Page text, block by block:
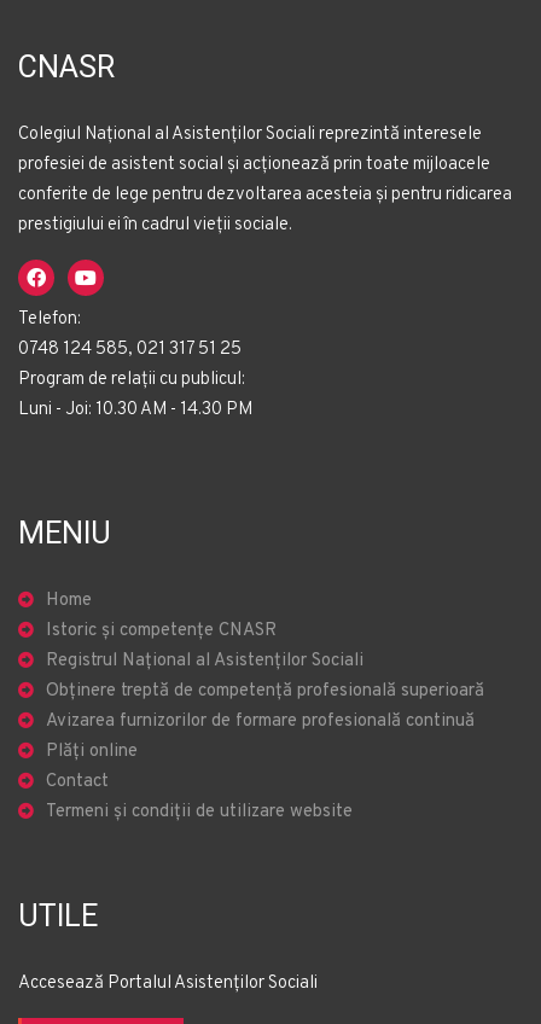
CNASR
Colegiul Național al Asistenților Sociali reprezintă interesele
profesiei de asistent social și acționează prin toate mijloacele
conferite de lege pentru dezvoltarea acesteia și pentru ridicarea
prestigiului ei în cadrul vieții sociale.
Telefon:
0748 124 585, 021 317 51 25
Program de relații cu publicul:
Luni - Joi: 10.30 AM - 14.30 PM
MENIU
Home
Istoric și competențe CNASR
Registrul Național al Asistenților Sociali
Obținere treptă de competență profesională superioară
Avizarea furnizorilor de formare profesională continuă
Plăți online
Contact
Termeni și condiții de utilizare website
UTILE
Accesează Portalul Asistenților Sociali